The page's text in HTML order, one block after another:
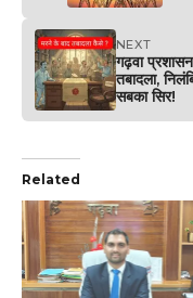
NEXT
गढ़वा
तबादला,
सबका सिर!
Related